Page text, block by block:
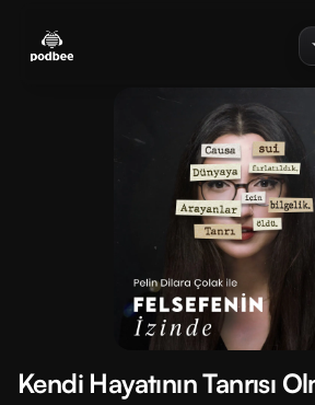
menu
Kendi Hayatının Tanrısı